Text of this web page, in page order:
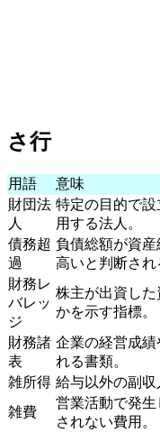
さ行
用語
意味
財団法
人
特定の目的で
用する法人。
債務超
過
負債総額が資
高いと判断され
財務レ
バレッ
ジ
株主が出資し
かを示す指標。
財務諸
表
企業の経営成
れる書類。
雑所得 給与以外の副収
雑費
営業活動で発
されない費用。